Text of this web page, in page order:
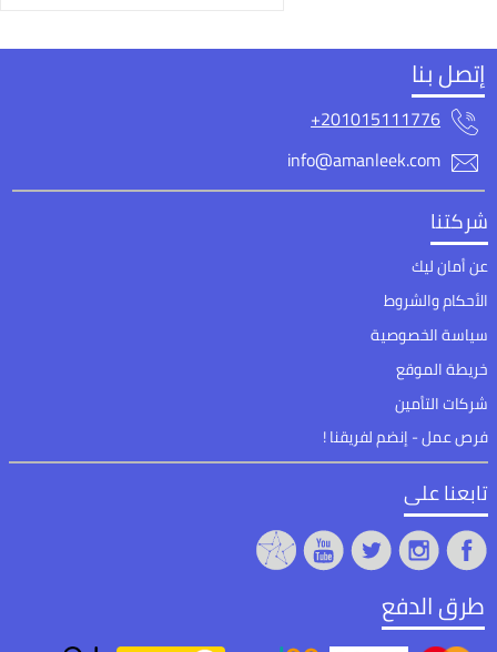
إتصل بنا
201015111776+
info@amanleek.com
شركتنا
عن أمان ليك
الأحكام والشروط
سياسة الخصوصية
خريطة الموقع
شركات التأمين
فرص عمل - إنضم لفريقنا !
تابعنا على
طرق الدفع